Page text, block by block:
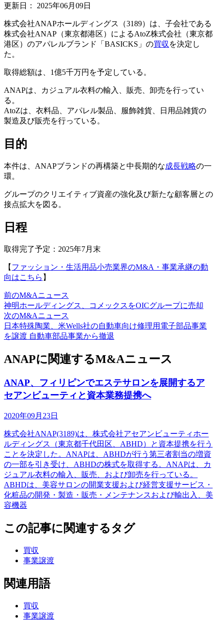
更新日： 2025年06月09日
株式会社ANAPホールディングス（3189）は、子会社である
株式会社ANAP（東京都港区）によるAtoZ株式会社（東京都
港区）のアパレルブランド「BASICKS」の買収 を決定し
た。
取得総額は、1億5千万円を予定している。
ANAPは、カジュアル衣料の輸入、販売、卸売を行ってい
る。
AtoZは、衣料品、アパレル製品、服飾雑貨、日用品雑貨の
製造及び販売を行っている。
目的
本件は、ANAPブランドの再構築と中長期的な成長戦略の一
環。
グループのクリエイティブ資産の強化及び新たな顧客層との
接点拡大を図る。
日程
取得完了予定：2025年7月末
【 ファッション・生活用品小売業界のM&A・事業承継の動
向はこちら 】
前のM&Aニュース
神明ホールディングス、コメックスをOICグループに売却
次のM&Aニュース
日本特殊陶業、米Wells社の自動車向け修理用電子部品事業
を譲渡 自動車部品事業から撤退
ANAPに関連するM&Aニュース
ANAP、フィリピンでエステサロンを展開するア
セアンビューティと資本業務提携へ
2020年09月23日
株式会社ANAP(3189)は、株式会社アセアンビューティホー
ルディングス（東京都千代田区、ABHD）と資本提携を行う
ことを決定した。ANAPは、ABHDが行う第三者割当の増資
の一部を引き受け、ABHDの株式を取得する。ANAPは、カ
ジュアル衣料の輸入、販売、および卸売を行っている。
ABHDは、美容サロンの開業支援および経営支援サービス・
化粧品の開発・製造・販売・メンテナンスおよび輸出入、美
容機器
この記事に関連するタグ
買収
事業譲渡
関連用語
買収
事業譲渡